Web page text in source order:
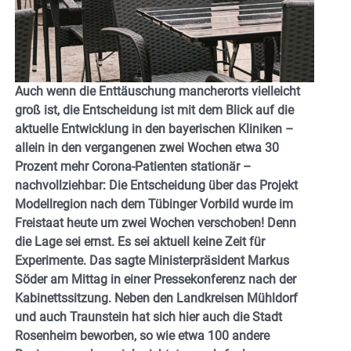
Auch wenn die Enttäuschung mancherorts vielleicht
groß ist, die Entscheidung ist mit dem Blick auf die
aktuelle Entwicklung in den bayerischen Kliniken –
allein in den vergangenen zwei Wochen etwa 30
Prozent mehr Corona-Patienten stationär –
nachvollziehbar: Die Entscheidung über das Projekt
Modellregion nach dem Tübinger Vorbild wurde im
Freistaat heute um zwei Wochen verschoben! Denn
die Lage sei ernst. Es sei aktuell keine Zeit für
Experimente. Das sagte Ministerpräsident Markus
Söder am Mittag in einer Pressekonferenz nach der
Kabinettssitzung. Neben den Landkreisen Mühldorf
und auch Traunstein hat sich hier auch die Stadt
Rosenheim beworben, so wie etwa 100 andere